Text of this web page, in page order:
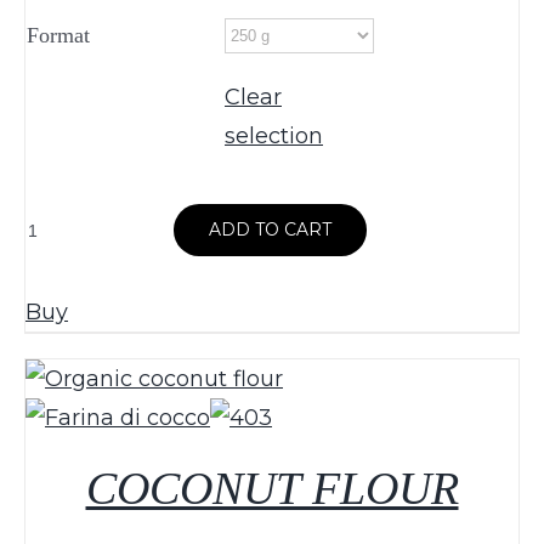
from:
to
a
Format
Clear
selection
COCCO
quantità
ADD TO CART
Buy
COCONUT FLOUR